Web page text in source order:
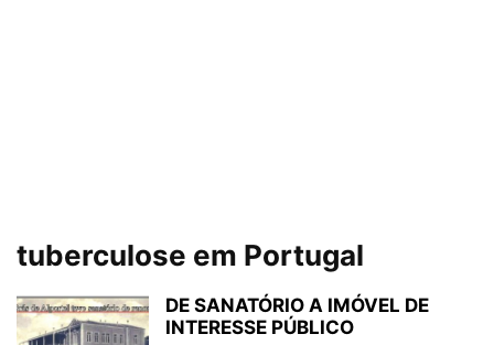
tuberculose em Portugal
DE SANATÓRIO A IMÓVEL DE
INTERESSE PÚBLICO